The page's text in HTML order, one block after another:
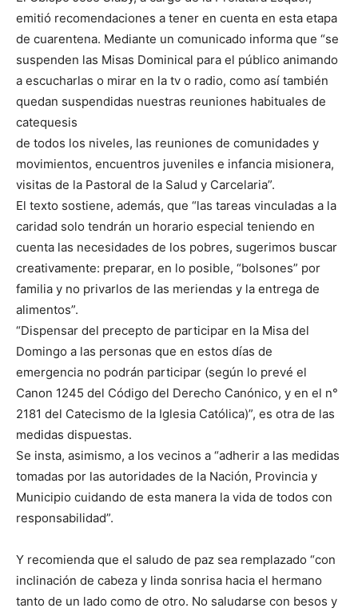
emitió recomendaciones a tener en cuenta en esta etapa
de cuarentena. Mediante un comunicado informa que “se
suspenden las Misas Dominical para el público animando
a escucharlas o mirar en la tv o radio, como así también
quedan suspendidas nuestras reuniones habituales de
catequesis
de todos los niveles, las reuniones de comunidades y
movimientos, encuentros juveniles e infancia misionera,
visitas de la Pastoral de la Salud y Carcelaria”.
El texto sostiene, además, que “las tareas vinculadas a la
caridad solo tendrán un horario especial teniendo en
cuenta las necesidades de los pobres, sugerimos buscar
creativamente: preparar, en lo posible, “bolsones” por
familia y no privarlos de las meriendas y la entrega de
alimentos”.
“Dispensar del precepto de participar en la Misa del
Domingo a las personas que en estos días de
emergencia no podrán participar (según lo prevé el
Canon 1245 del Código del Derecho Canónico, y en el n°
2181 del Catecismo de la Iglesia Católica)”, es otra de las
medidas dispuestas.
Se insta, asimismo, a los vecinos a “adherir a las medidas
tomadas por las autoridades de la Nación, Provincia y
Municipio cuidando de esta manera la vida de todos con
responsabilidad”.
Y recomienda que el saludo de paz sea remplazado “con
inclinación de cabeza y linda sonrisa hacia el hermano
tanto de un lado como de otro. No saludarse con besos y